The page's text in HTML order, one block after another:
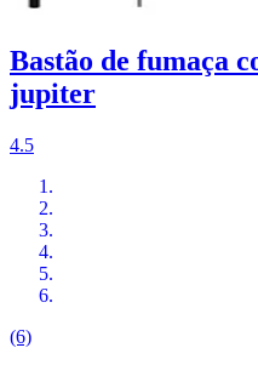
Bastão de fumaça
jupiter
4.5
(6)